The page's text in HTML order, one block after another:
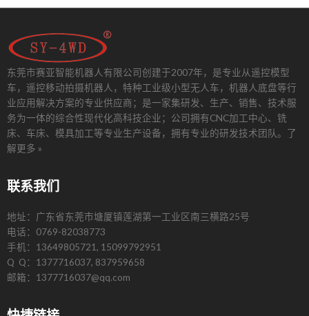
东莞市赛亚智能机器人有限公司创建于2007年，是专业从遥控模型
车，遥控移动拍摄机器人，特种工业级小型无人车，机器人底盘等行
业应用解决方案的专业供应商；是一家集研发、生产、销售、技术服
务为一体的综合性现代化高科技企业；公司拥有CNC加工中心、铣
床、车床、模具加工等专业生产设备，拥有专业的研发技术团队。 了
解更多 »
联系我们
地址：广东省东莞市塘厦镇莲湖第一工业区南三横路25号
电话：0769-82038773
手机：13649805721, 15099792951
Q Q：1377716037, 837959658
邮箱：1377716037@qq.com